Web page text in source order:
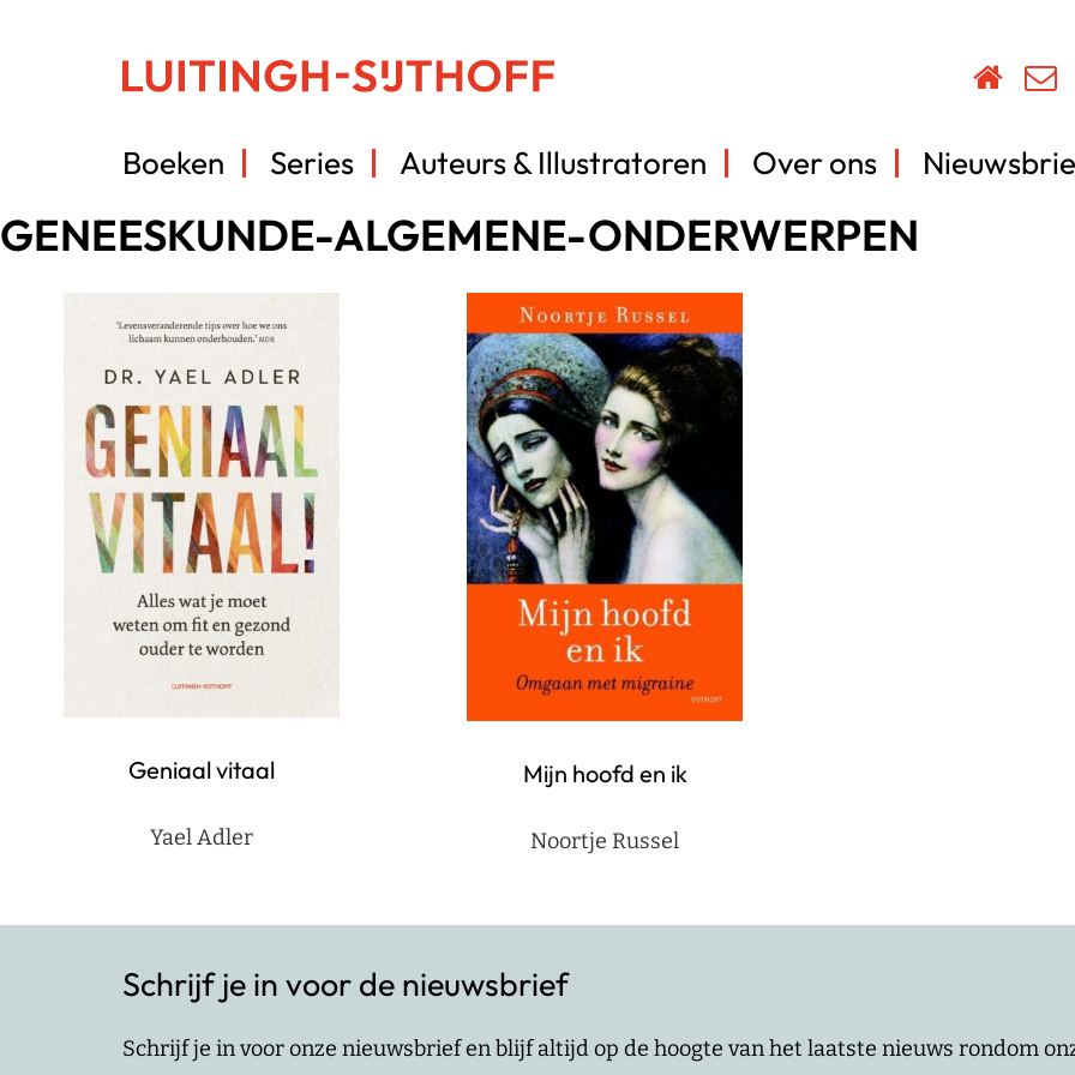
Boeken Series Auteurs & Illustratoren Over ons
GENEESKUNDE-ALGEMENE-ONDERWERPEN
Geniaal vitaal
Yael Adler
Mijn hoofd en ik
Noortje Russel
Schrijf je in voor de nieuwsbrief
Schrijf je in voor onze nieuwsbrief en blijf altijd op de hoogte van het laatste nieuws rondom